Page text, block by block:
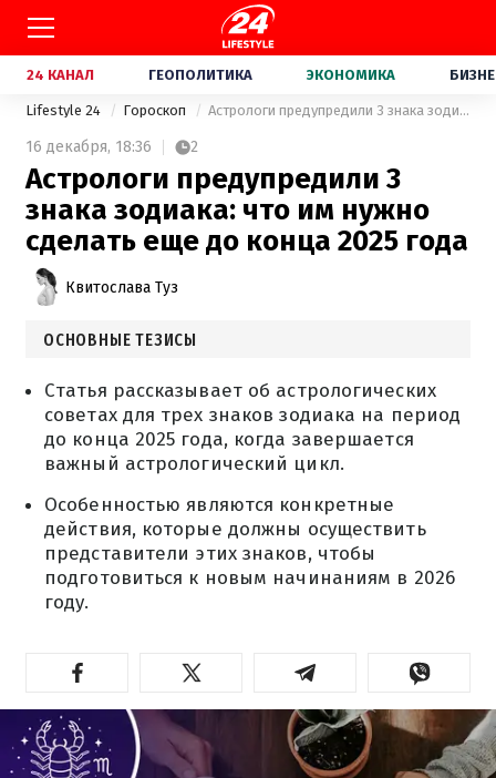
24 КАНАЛ ГЕОПОЛИТИКА ЭКОНОМИКА
Lifestyle 24 Гороскоп Астрологи предупредили 3 знака зодиака: что им нужно сделать еще до конца 2025 года
16 декабря, 18:36 2
Астрологи предупредили 3
знака зодиака: что им нужно
сделать еще до конца 2025 года
Квитослава Туз
ОСНОВНЫЕ ТЕЗИСЫ
Статья рассказывает об астрологических
советах для трех знаков зодиака на период
до конца 2025 года, когда завершается
важный астрологический цикл.
Особенностью являются конкретные
действия, которые должны осуществить
представители этих знаков, чтобы
подготовиться к новым начинаниям в 2026
году.